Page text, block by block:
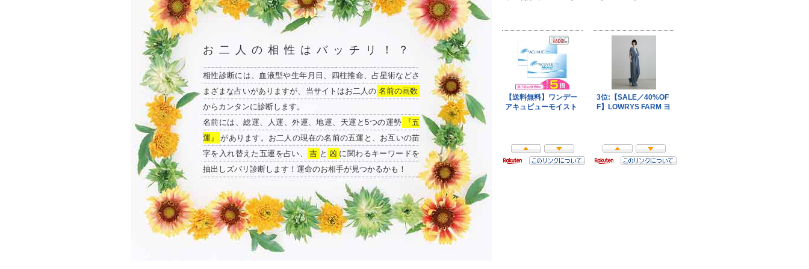
お二人の相性はバッチリ！？
相性診断には、血液型や生年月日、四柱推命、占星術などさ
まざまな占いがありますが、当サイトはお二人の 名前の画数
からカンタンに診断します。
名前には、総運、人運、外運、地運、天運と5つの運勢
『五
運』
があります。お二人の現在の名前の五運と、お互いの苗
字を入れ替えた五運を占い、
吉 と 凶 に関わるキーワードを
抽出しズバリ診断します！運命のお相手が見つかるかも！